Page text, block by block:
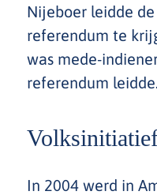
Nijeboer leidde
referendum te
was mede-
referendum leidde.
In 2004 werd in